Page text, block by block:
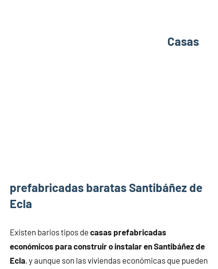
Casas
prefabricadas baratas Santibáñez de
Ecla
Existen barios tipos de casas prefabricadas
económicos para construir o instalar en Santibáñez de
Ecla, y aunque son las viviendas económicas que pueden